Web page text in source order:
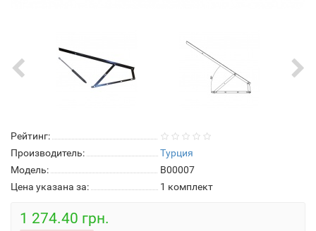
Рейтинг:
Производитель:
Турция
Модель:
B00007
Цена указана за:
1 комплект
1 274.40 грн.